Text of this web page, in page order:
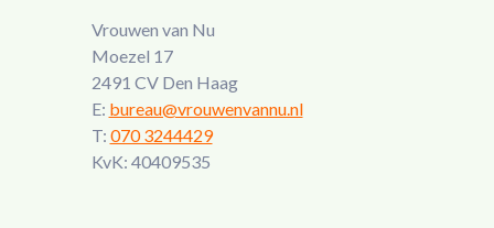
Vrouwen van Nu
Moezel 17
2491 CV Den Haag
E: bureau@vrouwenvannu.nl
T: 070 3244429
KvK: 40409535